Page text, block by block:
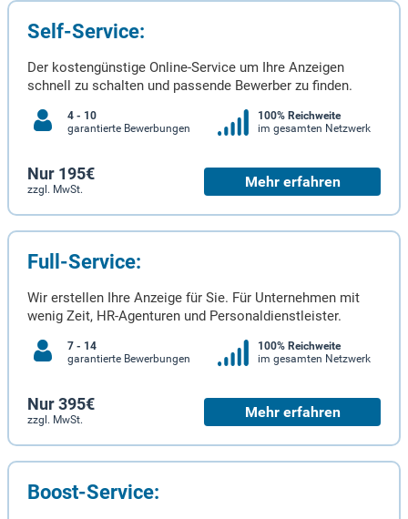
Self-Service:
Der kostengünstige Online-Service um Ihre Anzeigen
schnell zu schalten und passende Bewerber zu finden.
4 - 10
garantierte Bewerbungen
100% Reichweite
im gesamten Netzwerk
Nur 195€
zzgl. MwSt. Mehr erfahren
Full-Service:
Wir erstellen Ihre Anzeige für Sie. Für Unternehmen mit
wenig Zeit, HR-Agenturen und Personaldienstleister.
7 - 14
garantierte Bewerbungen
100% Reichweite
im gesamten Netzwerk
Nur 395€
zzgl. MwSt. Mehr erfahren
Boost-Service: